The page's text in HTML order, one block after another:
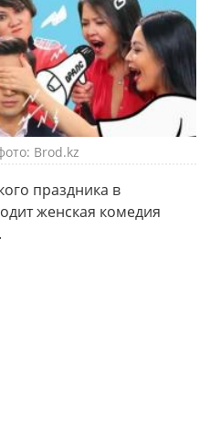
Brod.kz
праздника в
женская комедия